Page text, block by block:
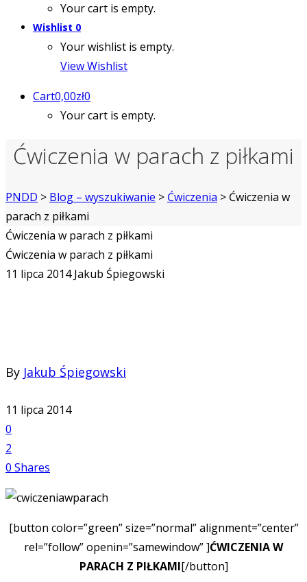
Your cart is empty.
Wishlist 0
Your wishlist is empty.
View Wishlist
Cart0,00zł0
Your cart is empty.
Ćwiczenia w parach z piłkami
PNDD > Blog – wyszukiwanie > Ćwiczenia > Ćwiczenia w
parach z piłkami
Ćwiczenia w parach z piłkami
Ćwiczenia w parach z piłkami
11 lipca 2014 Jakub Śpiegowski
By Jakub Śpiegowski
11 lipca 2014
0
2
0 Shares
[button color=”green” size=”normal” alignment=”center”
rel=”follow” openin=”samewindow” ]ĆWICZENIA W
PARACH Z PIŁKAMI[/button]